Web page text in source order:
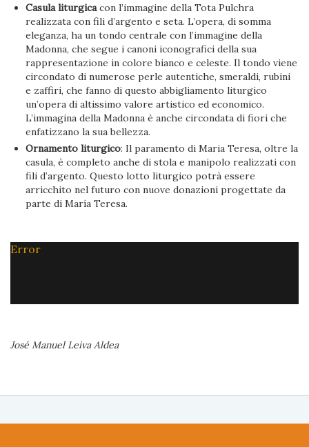
Casula liturgicacon l’immagine della Tota Pulchra
realizzata con fili d’argento e seta. L’opera, di somma
eleganza, ha un tondo centrale con l’immagine della
Madonna, che segue i canoni iconografici della sua
rappresentazione in colore bianco e celeste. Il tondo viene
circondato di numerose perle autentiche, smeraldi, rubini
e zaffiri, che fanno di questo abbigliamento liturgico
un’opera di altissimo valore artistico ed economico.
L’immagina della Madonna è anche circondata di fiori che
enfatizzano la sua bellezza.
Ornamento liturgico: Il paramento di Maria Teresa, oltre la
casula, è completo anche di stola e manipolo realizzati con
fili d’argento. Questo lotto liturgico potrà essere
arricchito nel futuro con nuove donazioni progettate da
parte di María Teresa.
Error
José Manuel Leiva Aldea